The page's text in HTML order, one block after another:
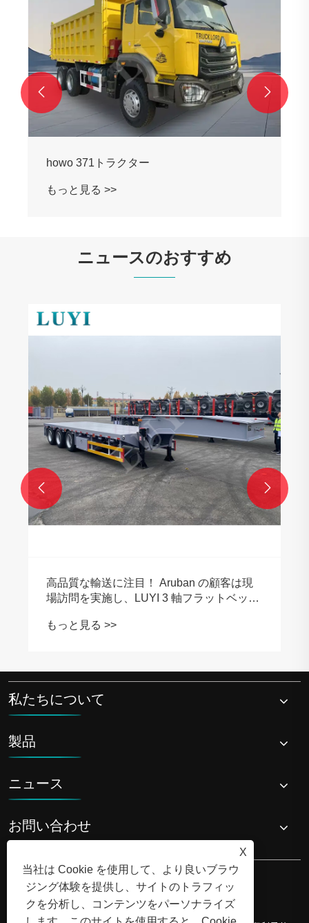
もっと見る >>
 
ニュースのおすすめ
もっと見る >>
 
私たちについて
製品
ニュース
お問い合わせ
X
当社は Cookie を使用して、より良いブラウ
ジング体験を提供し、サイトのトラフィッ
クを分析し、コンテンツをパーソナライズ